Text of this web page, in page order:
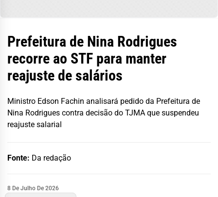
Prefeitura de Nina Rodrigues
recorre ao STF para manter
reajuste de salários
Ministro Edson Fachin analisará pedido da Prefeitura de
Nina Rodrigues contra decisão do TJMA que suspendeu
reajuste salarial
Fonte: Da redação
8 De Julho De 2026